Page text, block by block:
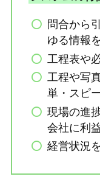
問合から
ゆる情報
工程表や
工程や写
単・スピ
現場の進
会社に利
経営状況